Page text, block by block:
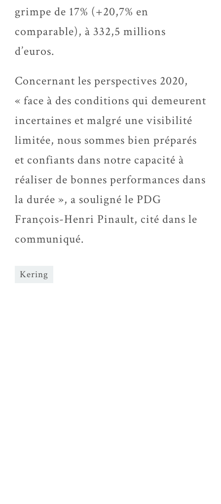
grimpe de 17% (+20,7% en
comparable), à 332,5 millions
d’euros.
Concernant les perspectives 2020,
« face à des conditions qui demeurent
incertaines et malgré une visibilité
limitée, nous sommes bien préparés
et confiants dans notre capacité à
réaliser de bonnes performances dans
la durée », a souligné le PDG
François-Henri Pinault, cité dans le
communiqué.
Kering